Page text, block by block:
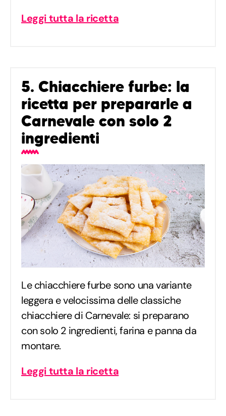
Leggi tutta la ricetta
5. Chiacchiere furbe: la
ricetta per prepararle a
Carnevale con solo 2
ingredienti
Le chiacchiere furbe sono una variante
leggera e velocissima delle classiche
chiacchiere di Carnevale: si preparano
con solo 2 ingredienti, farina e panna da
montare.
Leggi tutta la ricetta